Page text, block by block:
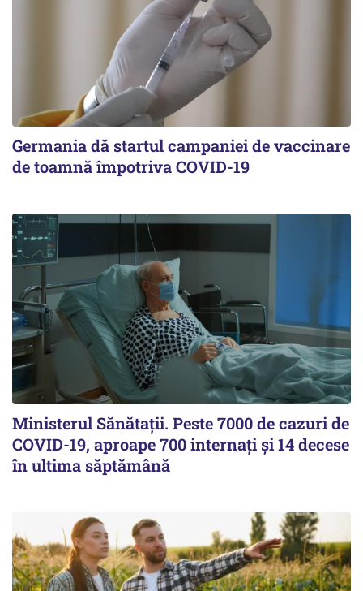
Germania dă startul campaniei de vaccinare
de toamnă împotriva COVID-19
Ministerul Sănătații. Peste 7000 de cazuri de
COVID-19, aproape 700 internați și 14 decese
în ultima săptămână